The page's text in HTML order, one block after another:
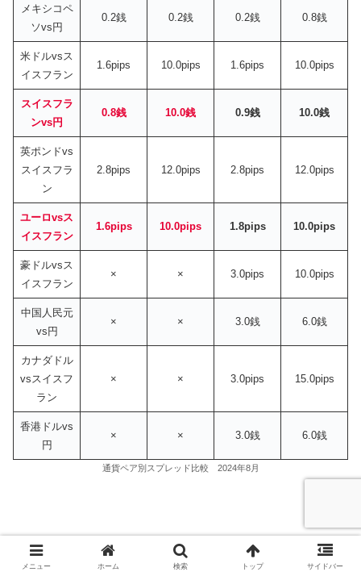
メキシコペ
ソvs円
0.2銭 0.2銭 0.2銭 0.8銭
米ドルvsス
イスフラン
1.6pips 10.0pips 1.6pips 10.0pips
スイスフラ
ンvs円
0.8銭 10.0銭 0.9銭 10.0銭
英ポンドvs
スイスフラ
ン
2.8pips 12.0pips 2.8pips 12.0pips
ユーロvsス
イスフラン
1.6pips 10.0pips 1.8pips 10.0pips
豪ドルvsス
イスフラン
× × 3.0pips 10.0pips
中国人民元
vs円
× × 3.0銭 6.0銭
カナダドル
vsスイスフ
ラン
× × 3.0pips 15.0pips
香港ドルvs
円
× × 3.0銭 6.0銭
通貨ペア別スプレッド比較 2024年8月
カナダドルvs円、南アフリカランドvs円、ス
メニュー ホーム 検索 トップ サイドバー